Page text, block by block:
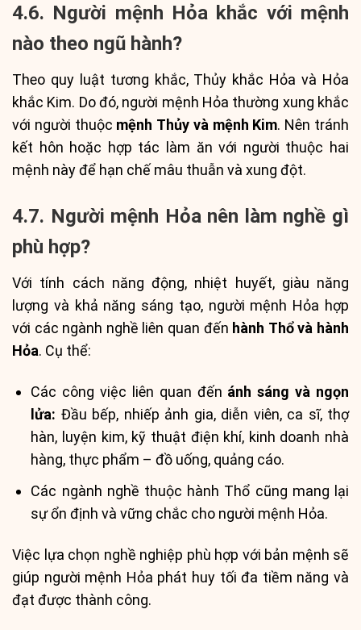
4.6. Người mệnh Hỏa khắc với mệnh
nào theo ngũ hành?
Theo quy luật tương khắc, Thủy khắc Hỏa và Hỏa
khắc Kim. Do đó, người mệnh Hỏa thường xung khắc
với người thuộc mệnh Thủy và mệnh Kim. Nên tránh
kết hôn hoặc hợp tác làm ăn với người thuộc hai
mệnh này để hạn chế mâu thuẫn và xung đột.
4.7. Người mệnh Hỏa nên làm nghề gì
phù hợp?
Với tính cách năng động, nhiệt huyết, giàu năng
lượng và khả năng sáng tạo, người mệnh Hỏa hợp
với các ngành nghề liên quan đến hành Thổ và hành
Hỏa. Cụ thể:
Các công việc liên quan đến ánh sáng và ngọn
lửa: Đầu bếp, nhiếp ảnh gia, diễn viên, ca sĩ, thợ
hàn, luyện kim, kỹ thuật điện khí, kinh doanh nhà
hàng, thực phẩm – đồ uống, quảng cáo.
Các ngành nghề thuộc hành Thổ cũng mang lại
sự ổn định và vững chắc cho người mệnh Hỏa.
Việc lựa chọn nghề nghiệp phù hợp với bản mệnh sẽ
giúp người mệnh Hỏa phát huy tối đa tiềm năng và
đạt được thành công.